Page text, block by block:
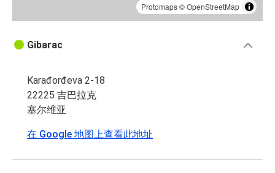
Protomaps©OpenStreetMap
Gibarac
Karađorđeva 2-18
22225 吉巴拉克
塞尔维亚
在 Google 地图上查看此地址